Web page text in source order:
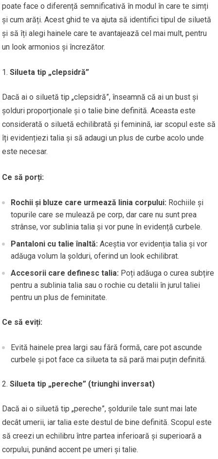
poate face o diferență semnificativă în modul în care te simți
și cum arăți. Acest ghid te va ajuta să identifici tipul de siluetă
și să îți alegi hainele care te avantajează cel mai mult, pentru
un look armonios și încrezător.
Silueta tip „clepsidră”
Dacă ai o siluetă tip „clepsidră”, înseamnă că ai un bust și
șolduri proporționale și o talie bine definită. Aceasta este
considerată o siluetă echilibrată și feminină, iar scopul este să
îți evidențiezi talia și să adaugi un plus de curbe acolo unde
este necesar.
Ce să porți:
Rochii și bluze care urmează linia corpului: Rochiile și
topurile care se mulează pe corp, dar care nu sunt prea
strânse, vor sublinia talia și vor pune în evidență curbele.
Pantaloni cu talie înaltă: Aceștia vor evidenția talia și vor
adăuga volum la șolduri, oferind un look echilibrat.
Accesorii care definesc talia: Poți adăuga o curea subțire
pentru a sublinia talia sau o rochie cu detalii în jurul taliei
pentru un plus de feminitate.
Ce să eviți:
Evită hainele prea largi sau fără formă, care pot ascunde
curbele și pot face ca silueta ta să pară mai puțin definită.
Silueta tip „pereche” (triunghi inversat)
Dacă ai o siluetă tip „pereche”, șoldurile tale sunt mai late
decât umerii, iar talia este destul de bine definită. Scopul este
să creezi un echilibru între partea inferioară și superioară a
corpului, punând accent pe umeri și talie.